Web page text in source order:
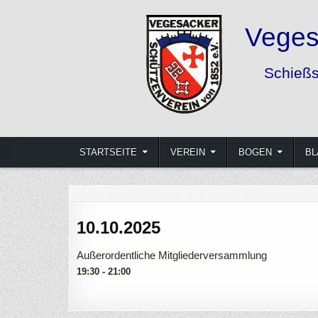
Vegesacker Schützenverein
STARTSEITE VEREIN BOGEN
10.10.2025
Außerordentliche Mitgliederversammlung
19:30 - 21:00